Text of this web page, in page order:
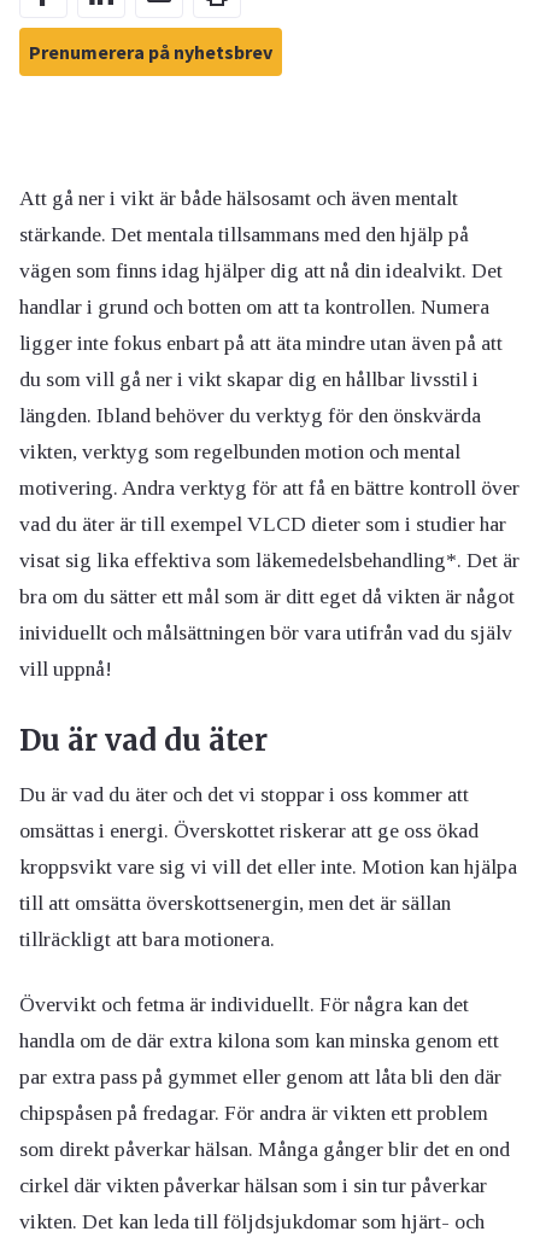
Prenumerera på nyhetsbrev
Att gå ner i vikt är både hälsosamt och även mentalt
stärkande. Det mentala tillsammans med den hjälp på
vägen som finns idag hjälper dig att nå din idealvikt. Det
handlar i grund och botten om att ta kontrollen. Numera
ligger inte fokus enbart på att äta mindre utan även på att
du som vill gå ner i vikt skapar dig en hållbar livsstil i
längden. Ibland behöver du verktyg för den önskvärda
vikten, verktyg som regelbunden motion och mental
motivering. Andra verktyg för att få en bättre kontroll över
vad du äter är till exempel VLCD dieter som i studier har
visat sig lika effektiva som läkemedelsbehandling*. Det är
bra om du sätter ett mål som är ditt eget då vikten är något
inividuellt och målsättningen bör vara utifrån vad du själv
vill uppnå!
Du är vad du äter
Du är vad du äter och det vi stoppar i oss kommer att
omsättas i energi. Överskottet riskerar att ge oss ökad
kroppsvikt vare sig vi vill det eller inte. Motion kan hjälpa
till att omsätta överskottsenergin, men det är sällan
tillräckligt att bara motionera.
Övervikt och fetma är individuellt. För några kan det
handla om de där extra kilona som kan minska genom ett
par extra pass på gymmet eller genom att låta bli den där
chipspåsen på fredagar. För andra är vikten ett problem
som direkt påverkar hälsan. Många gånger blir det en ond
cirkel där vikten påverkar hälsan som i sin tur påverkar
vikten. Det kan leda till följdsjukdomar som hjärt- och